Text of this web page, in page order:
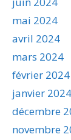
mai 2024
avril 2024
mars 2024
février 2024
janvier 2024
décembre
novembre